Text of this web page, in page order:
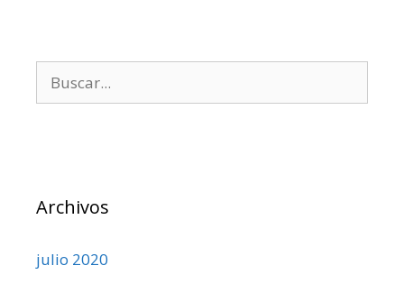
Archivos
julio 2020